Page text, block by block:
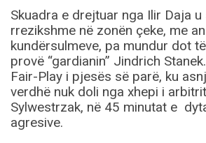
Skuadra e drejtuar nga Ilir Daja
rrezikshme në zonën çeke, me
kundërsulmeve, pa mundur dot
provë “gardianin” Jindrich
Fair-Play i pjesës së parë, ku
verdhë nuk doli nga xhepi i
Sylwestrzak, në 45 minutat e
agresive.